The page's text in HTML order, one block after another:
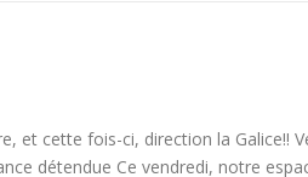
et cette fois-ci, direction la Galice!!
détendue Ce vendredi, notre